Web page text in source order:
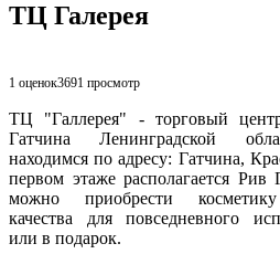
ТЦ Галерея
1 оценок3691 просмотр
ТЦ "Галлерея" - торговый
Гатчина Ленинградской
находимся по адресу: Гатчина,
первом этаже располагается Рив
можно приобрести
качества для повседневного
или в подарок.